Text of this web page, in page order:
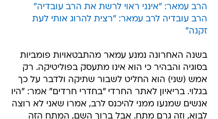
הרב עמאר: "אינני ראוי לרשת את הרב עובדיה"
הרב עובדיה לרב עמאר: "רצית להרוג אותי לעת
זקנה"
בשנה האחרונה נמנע עמאר מהתבטאויות פומביות
בסוגיה והבהיר כי הוא אינו מתעסק בפוליטיקה. רק
אמש (שני) הוא החליט לשבור שתיקה ולדבר על כך
בגלוי. בריאיון לאתר החרדי "בחדרי חרדים" אמר: "היו
אנשים שמנעו ממני להיכנס לרב, אמרו שאני לא רוצה
לבוא, וזה גרם מתח. אבל ברוך השם, המתח הזה